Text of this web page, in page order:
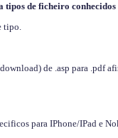
tipos de ficheiro conhecidos
tipo.
de .asp para .pdf
para IPhone/IPad e